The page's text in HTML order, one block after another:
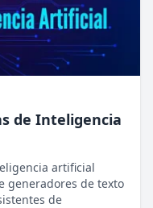
de Inteligencia
artificial
generadores de texto
de